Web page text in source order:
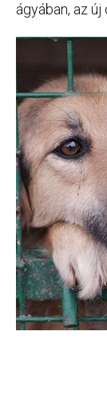
ágyában, az új